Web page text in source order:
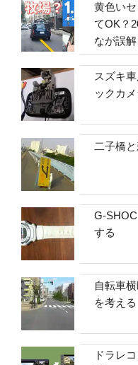
黄色い
てOK？
なが誤
スズキ
ックカ
二子橋
G-
する
自転車
を考える
ドラレ